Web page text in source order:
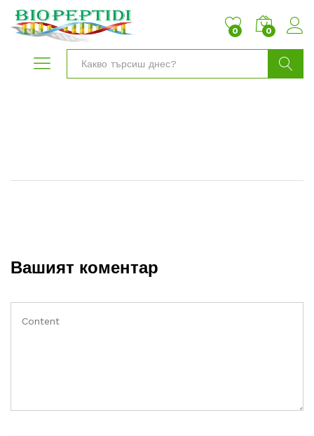
0 0
Вашият коментар